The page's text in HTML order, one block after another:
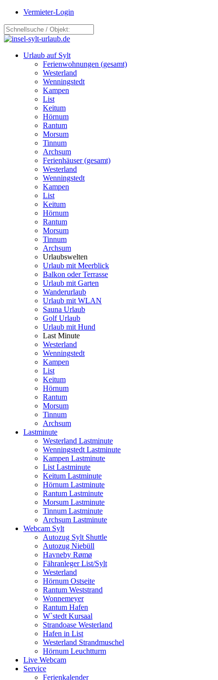
Vermieter-Login
Urlaub auf Sylt
Ferienwohnungen (gesamt)
Westerland
Wenningstedt
Kampen
List
Keitum
Hörnum
Rantum
Morsum
Tinnum
Archsum
Ferienhäuser (gesamt)
Westerland
Wenningstedt
Kampen
List
Keitum
Hörnum
Rantum
Morsum
Tinnum
Archsum
Urlaubswelten
Urlaub mit Meerblick
Balkon oder Terrasse
Urlaub mit Garten
Wanderurlaub
Urlaub mit WLAN
Sauna Urlaub
Golf Urlaub
Urlaub mit Hund
Last Minute
Westerland
Wenningstedt
Kampen
List
Keitum
Hörnum
Rantum
Morsum
Tinnum
Archsum
Lastminute
Westerland Lastminute
Wenningstedt Lastminute
Kampen Lastminute
List Lastminute
Keitum Lastminute
Hörnum Lastminute
Rantum Lastminute
Morsum Lastminute
Tinnum Lastminute
Archsum Lastminute
Webcam Sylt
Autozug Sylt Shuttle
Autozug Niebüll
Havneby Rømø
Fähranleger List/Sylt
Westerland
Hörnum Ostseite
Rantum Weststrand
Wonnemeyer
Rantum Hafen
W`stedt Kursaal
Strandoase Westerland
Hafen in List
Westerland Strandmuschel
Hörnum Leuchtturm
Live Webcam
Service
Ferienkalender